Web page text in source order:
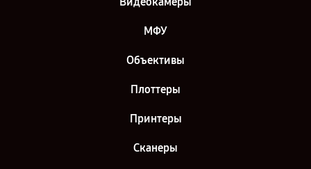
МФУ
Объективы
Плоттеры
Принтеры
Сканеры